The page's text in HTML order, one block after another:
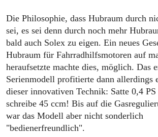
Die Philosophie, dass Hubraum durch
sei, es sei denn durch noch mehr
bald auch Solex zu eigen. Ein neues
Hubraum für Fahrradhilfsmotoren auf
heraufsetzte machte dies, möglich. Das
Serienmodell profitierte dann allerdings
dieser innovativen Technik: Satte 0,4 PS
schreibe 45 ccm! Bis auf die
war das Modell aber nicht sonderlich
"bedienerfreundlich".